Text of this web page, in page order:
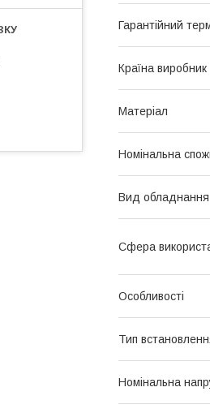
Гарантійний
Країна виробник
Матеріал
Номінальна
Вид обладнання
Сфера
Особливості
Тип
Номінальна